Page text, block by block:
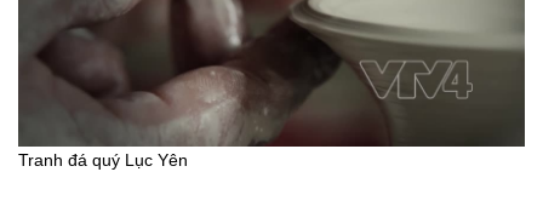
Tranh đá quý Lục Yên